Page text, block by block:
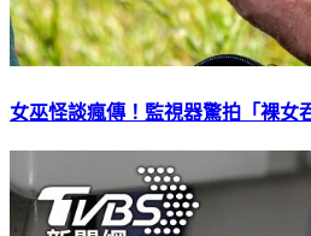
女巫怪談瘋傳！監視器驚拍「裸